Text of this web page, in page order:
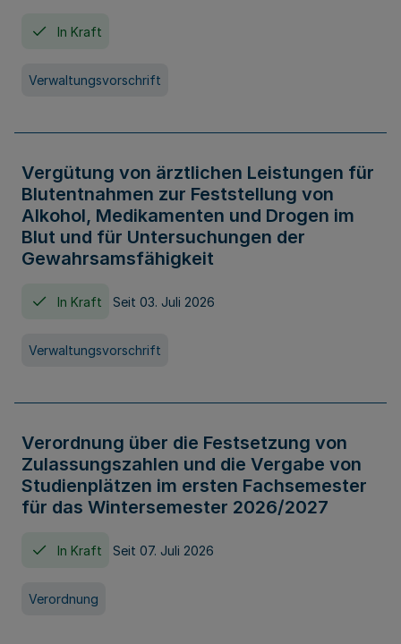
In Kraft
Verwaltungsvorschrift
Vergütung von ärztlichen Leistungen für
Blutentnahmen zur Feststellung von
Alkohol, Medikamenten und Drogen im
Blut und für Untersuchungen der
Gewahrsamsfähigkeit
In Kraft Seit 03. Juli 2026
Verwaltungsvorschrift
Verordnung über die Festsetzung von
Zulassungszahlen und die Vergabe von
Studienplätzen im ersten Fachsemester
für das Wintersemester 2026/2027
In Kraft Seit 07. Juli 2026
Verordnung